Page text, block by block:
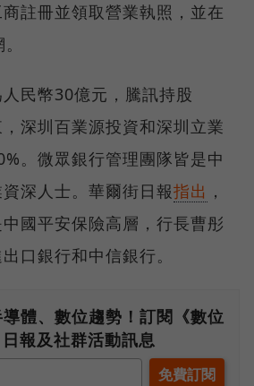
註冊並領取營業執照，並在
民幣30億元，騰訊持股
深圳百業源投資和深圳立業
。微眾銀行管理團隊皆是中
深人士。華爾街日報指出 ，
國平安保險高層，行長曹彤
口銀行和中信銀行。
體、數位趨勢！訂閱《數位
報及社群活動訊息